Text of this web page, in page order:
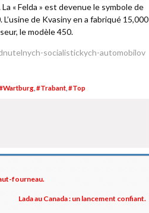
« Felda » est devenue le symbole de
de Kvasiny en a fabriqué 15,000
le modèle 450.
socialistickych-automobilov
#Trabant #Top
fourneau.
Lada au Canada : un lancement confiant.